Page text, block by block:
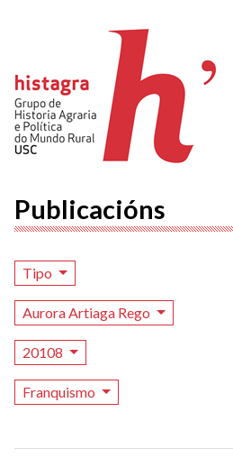
Publicacións
Tipo
Aurora Artiaga Rego
20108
Franquismo